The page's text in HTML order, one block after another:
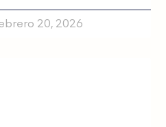
20, 2026